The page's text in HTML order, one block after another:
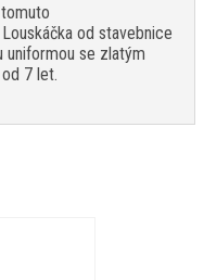
od stavebnice
uniformou se zlatým
7 let.